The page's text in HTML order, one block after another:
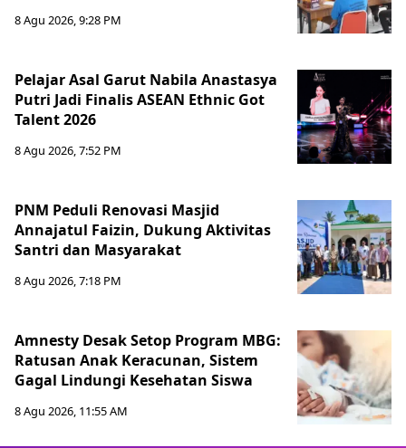
8 Agu 2026, 9:28 PM
Pelajar Asal Garut Nabila Anastasya
Putri Jadi Finalis ASEAN Ethnic Got
Talent 2026
8 Agu 2026, 7:52 PM
PNM Peduli Renovasi Masjid
Annajatul Faizin, Dukung Aktivitas
Santri dan Masyarakat
8 Agu 2026, 7:18 PM
Amnesty Desak Setop Program MBG:
Ratusan Anak Keracunan, Sistem
Gagal Lindungi Kesehatan Siswa
8 Agu 2026, 11:55 AM